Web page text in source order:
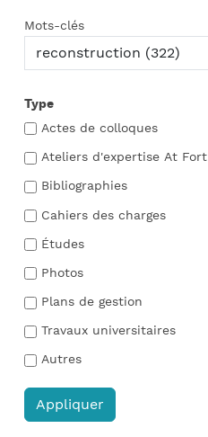
Mots-clés
Type
Actes de colloques
Ateliers d'expertise At Fort
Bibliographies
Cahiers des charges
Études
Photos
Plans de gestion
Travaux universitaires
Autres